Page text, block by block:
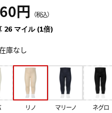
円 （税込）
26 マイル (1倍)
庫なし
リノ マリーノ ネグロ